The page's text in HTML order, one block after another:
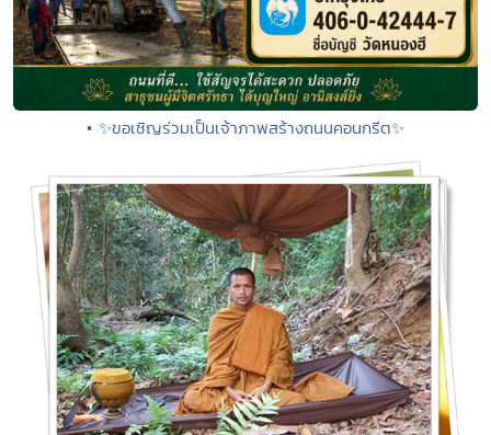
• ✨ขอเชิญร่วมเป็นเจ้าภาพสร้างถนนคอนกรีต✨